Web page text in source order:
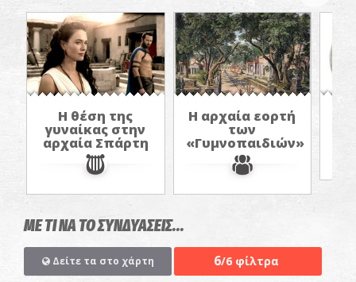
Η θέση της
γυναίκας στην
αρχαία Σπάρτη
Η αρχαία εορτή
των
«Γυμνοπαιδιών»
ΜΕ ΤΙ ΝΑ ΤΟ ΣΥΝΔΥΑΣΕΙΣ...
Δείτε τα στο χάρτη 6/6 φίλτρα